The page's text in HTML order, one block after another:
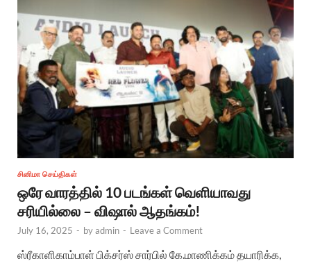
சினிமா செய்திகள்
ஒரே வாரத்தில் 10 படங்கள் வெளியாவது
சரியில்லை – விஷால் ஆதங்கம்!
July 16, 2025 - byadmin - Leave a Comment
ஸ்ரீகாளிகாம்பாள் பிக்சர்ஸ் சார்பில் கே.மாணிக்கம் தயாரிக்க,